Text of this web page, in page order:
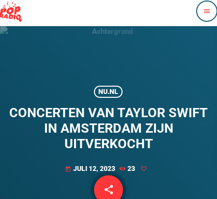
menu
NU.NL
CONCERTEN VAN TAYLOR SWIFT
IN AMSTERDAM ZIJN
UITVERKOCHT
today JULI 12, 2023 23
share
email